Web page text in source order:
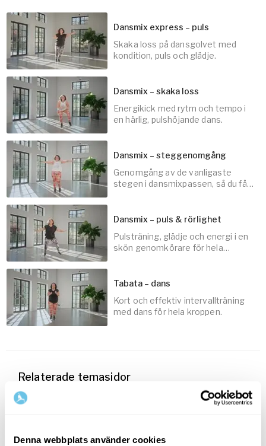
Denna webbplats använder cookies
15min
Dansmix express – puls
Skaka loss på dansgolvet med
kondition, puls och glädje.
10min
Dansmix – skaka loss
Energikick med rytm och tempo i
en härlig, pulshöjande dans.
5min
Dansmix – steggenomgång
Genomgång av de vanligaste
stegen i dansmixpassen, så du får
30min
Dansmix – puls & rörlighet
Pulsträning, glädje och energi i en
skön genomkörare för hela
15
Tabata – dans
Kort och effektiv intervallträning
med dans för hela kroppen.
Relaterade temasidor